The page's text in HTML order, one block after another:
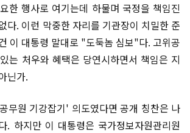
한 행사로 여기는데 하물며 국정을 책임진
다. 이런 막중한 자리를 기관장이 치밀한 준
이 대통령 말대로 "도둑놈 심보"다. 고위공
는 처우와 혜택은 당연시하면서 책임은 지
닌가.
무원 기강잡기' 의도였다면 공개 칭찬은 나
. 하지만 이 대통령은 국가정보자원관리원